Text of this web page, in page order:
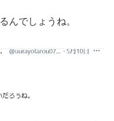
んでしょうね。